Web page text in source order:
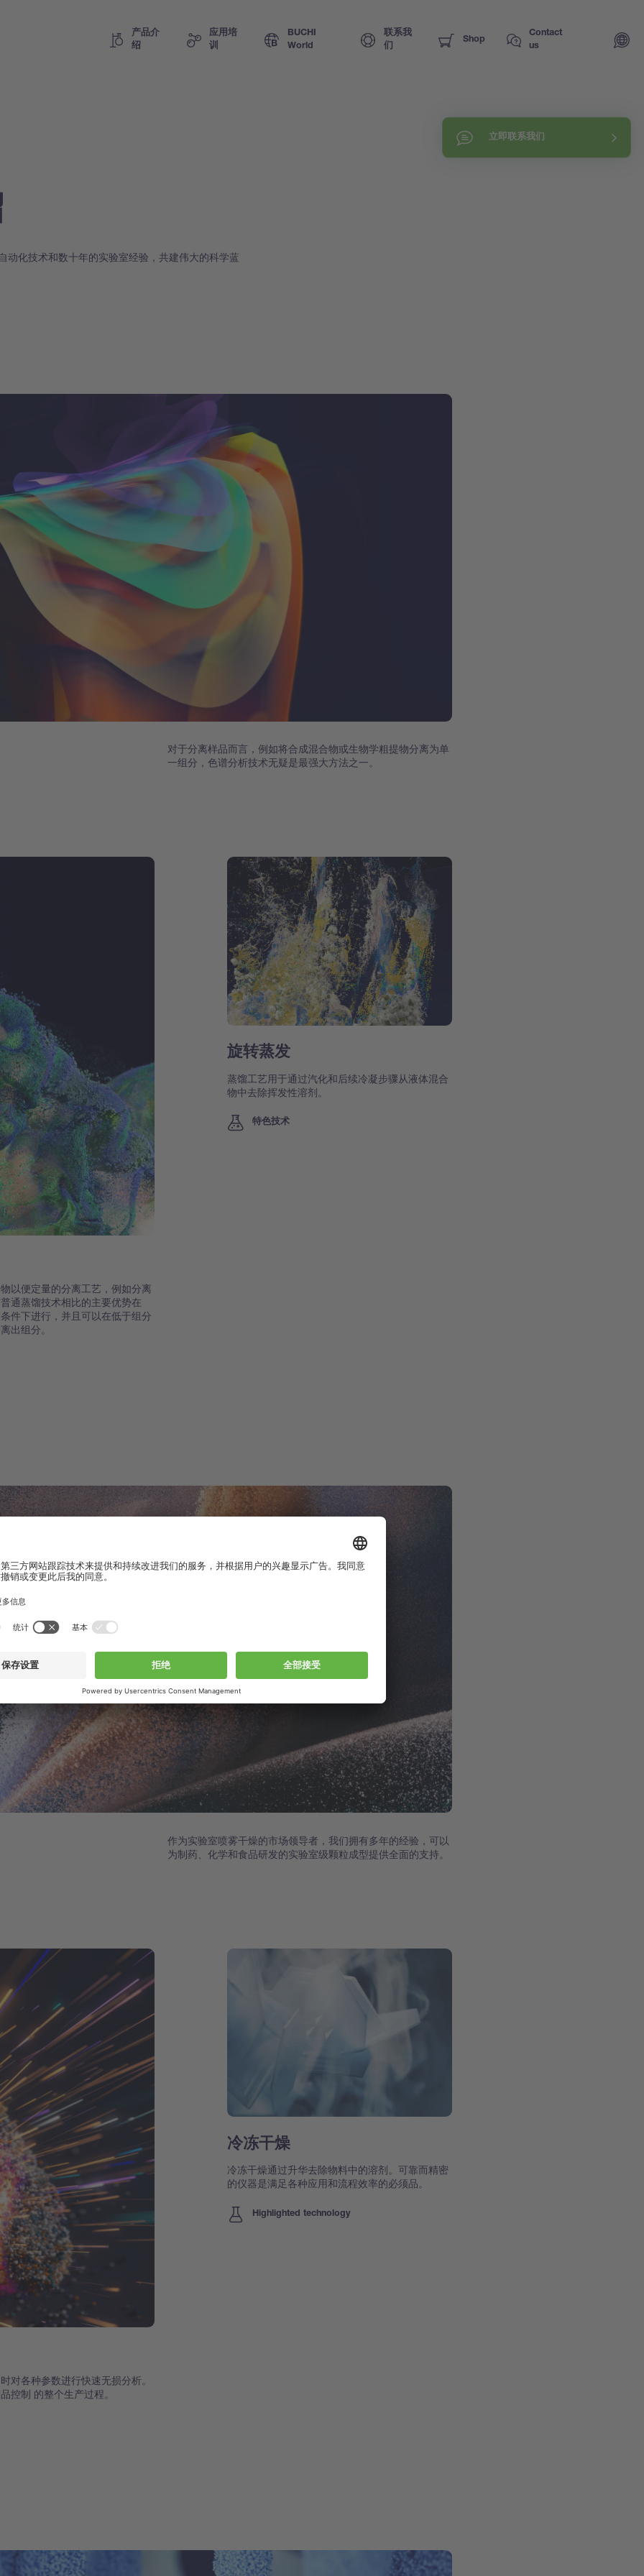
产品介
绍
应用培
训
BUCHI
World
联系我
们
Shop
Contact
us
立即联系我们
动化技术和数十年的实验室经验，共建伟大的科学蓝
对于分离样品而言，例如将合成混合物或生物学粗提物分离为单
一组分，色谱分析技术无疑是最强大方法之一。
以便定量的分离工艺，例如分离
通蒸馏技术相比的主要优势在
件下进行，并且可以在低于组分
出组分。
旋转蒸发
蒸馏工艺用于通过汽化和后续冷凝步骤从液体混合
物中去除挥发性溶剂。
特色技术
作为实验室喷雾干燥的市场领导者，我们拥有多年的经验，可以
为制药、化学和食品研发的实验室级颗粒成型提供全面的支持。
对各种参数进行快速无损分析。
控制 的整个生产过程。
冷冻干燥
冷冻干燥通过升华去除物料中的溶剂。可靠而精密
的仪器是满足各种应用和流程效率的必须品。
Highlighted technology